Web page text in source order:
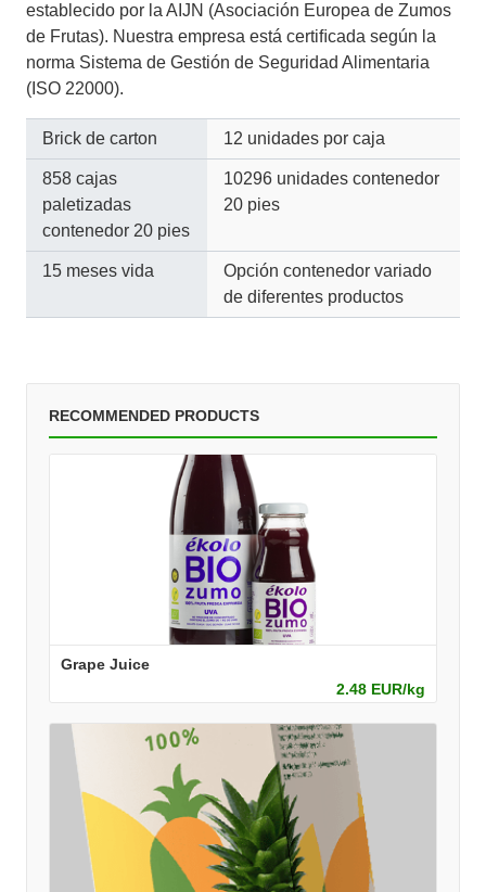
establecido por la AIJN (Asociación Europea de Zumos
de Frutas). Nuestra empresa está certiﬁcada según la
norma Sistema de Gestión de Seguridad Alimentaria
(ISO 22000).
Brick de carton 12 unidades por caja
858 cajas
paletizadas
contenedor 20 pies
10296 unidades contenedor
20 pies
15 meses vida
Opción contenedor variado
de diferentes productos
RECOMMENDED PRODUCTS
Grape Juice
2.48 EUR/kg